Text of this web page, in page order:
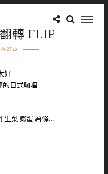
轉 FLIP
25 日
好
的日式咖哩
生菜 嫰蛋 薯條…